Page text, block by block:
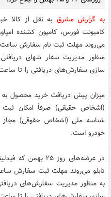
به گزارش مشرق
کامیونت فورس، کامیون کشنده
منظور مدیریت سفار شهای دریافتی
سازی سفارش‌های دریافتی را تا ساعت ۱۷:۳۰ روز یکشنبه خواهند
(اشخاص حقیقی) صرفاً امکان
خودرو است.
به منظور مدیریت سفارش‌های